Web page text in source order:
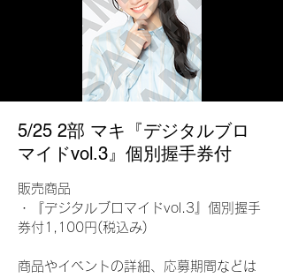
5/25 2部 マキ『デジタルブロ
マイドvol.3』個別握手券付
販売商品
・『デジタルブロマイドvol.3』個別握手
券付1,100円(税込み)
商品やイベントの詳細、応募期間などは